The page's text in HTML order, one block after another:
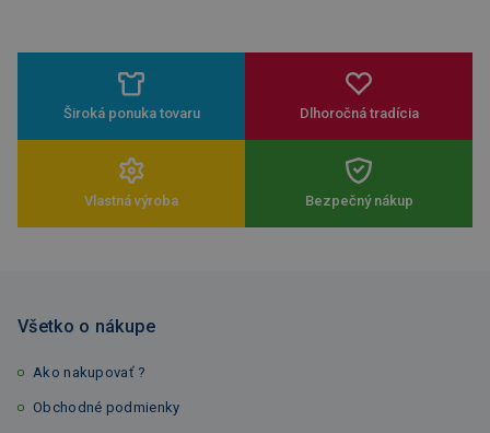
Široká ponuka tovaru Dlhoročná tradícia
Vlastná výroba Bezpečný nákup
Všetko o nákupe
Ako nakupovať ?
Obchodné podmienky